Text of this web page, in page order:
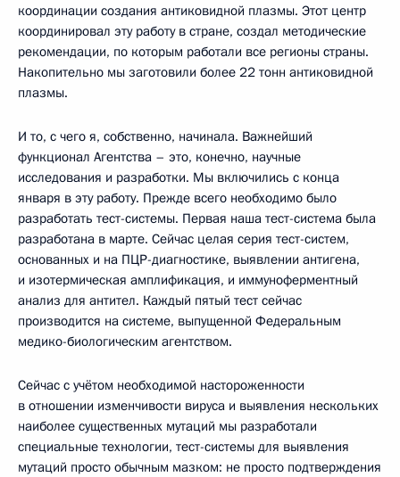
координации создания антиковидной плазмы. Этот центр
координировал эту работу в стране, создал методические
рекомендации, по которым работали все регионы страны.
Накопительно мы заготовили более 22 тонн антиковидной
плазмы.
И то, с чего я, собственно, начинала. Важнейший
функционал Агентства – это, конечно, научные
исследования и разработки. Мы включились с конца
января в эту работу. Прежде всего необходимо было
разработать тест-системы. Первая наша тест-система была
разработана в марте. Сейчас целая серия тест-систем,
основанных и на ПЦР-диагностике, выявлении антигена,
и изотермическая амплификация, и иммуноферментный
анализ для антител. Каждый пятый тест сейчас
производится на системе, выпущенной Федеральным
медико-биологическим агентством.
Сейчас с учётом необходимой настороженности
в отношении изменчивости вируса и выявления нескольких
наиболее существенных мутаций мы разработали
специальные технологии, тест-системы для выявления
мутаций просто обычным мазком: не просто подтверждения